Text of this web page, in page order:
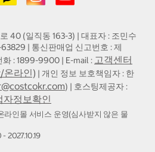
40 (일직동 163-3) | 대표자 : 조민수
| 통신판매업 신고번호 : 제
: 1899-9900 | E-mail : 고객센터
온라인) | 개인 정보 보호책임자 : 한
) | 호스팅제공자 :
자정보확인
라인몰 서비스 운영(심사받지 않은 물
2027.10.19